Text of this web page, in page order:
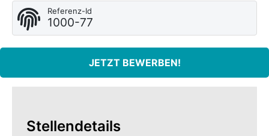
Referenz-Id
1000-77
JETZT BEWERBEN!
Stellendetails